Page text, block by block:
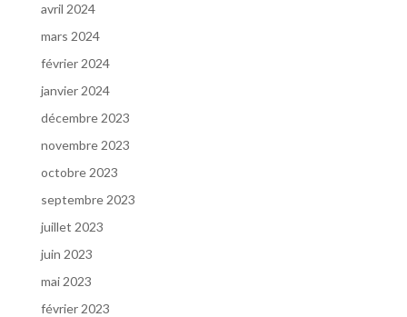
avril 2024
mars 2024
février 2024
janvier 2024
décembre 2023
novembre 2023
octobre 2023
septembre 2023
juillet 2023
juin 2023
mai 2023
février 2023